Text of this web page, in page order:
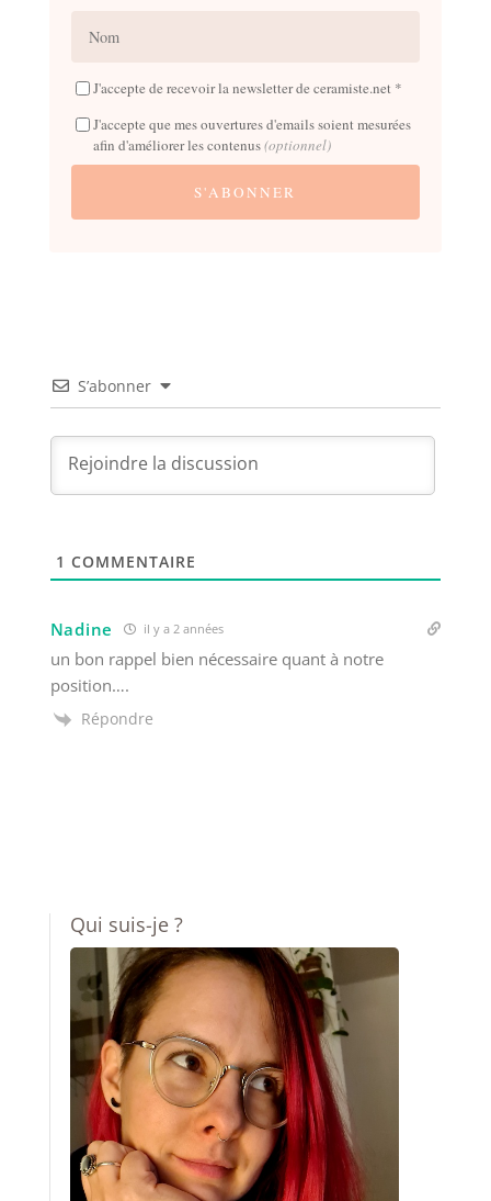
J'accepte de recevoir la newsletter de ceramiste.net *
J'accepte que mes ouvertures d'emails soient mesurées
afin d'améliorer les contenus(optionnel)
S’abonner
1 COMMENTAIRE
Nadine il y a 2 années
un bon rappel bien nécessaire quant à notre
position….
Répondre
Qui suis-je ?